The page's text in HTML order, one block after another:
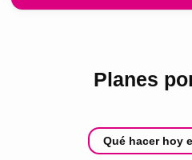
Planes
Qué hacer hoy